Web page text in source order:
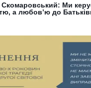
Скомаровський: Ми
а любов’ю до